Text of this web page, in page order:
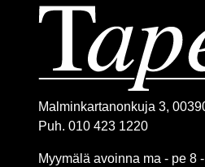
Malminkartanonkuja 3,
Puh. 010 423 1220
Myymälä avoinna ma - pe 8